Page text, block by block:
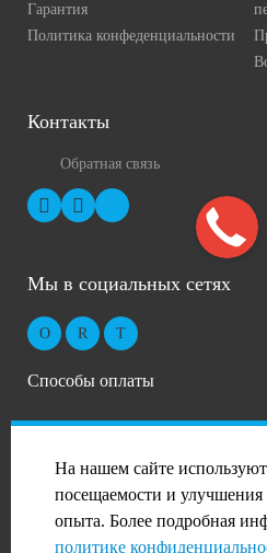
На нашем сайте
посещаемости и улучшения
опыта. Более подробная
политике
Гарантия
Политика конфеденциальности
Контакты
Обратная связь
Мы в социальных сетях
Способы оплаты
2026 © Профиль-Сталь в Москве